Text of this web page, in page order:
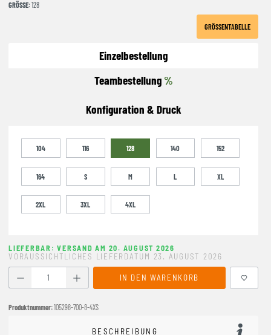
GRÖSSE : 128
GRÖSSENTABELLE
Einzelbestellung
Teambestellung %
Konfiguration & Druck
104 116 128 140 152
164 S M L XL
2XL 3XL 4XL
LIEFERBAR: VERSAND AM 20. AUGUST 2026
VORAUSSICHTLICHES LIEFERDATUM 23. AUGUST 2026
Produkt Anzahl: Gib den gewünschten Wert ein oder
IN DEN WARENKORB
Produktnummer:105298-700-8-4XS
BESCHREIBUNG